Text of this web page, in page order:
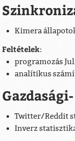
Kimera
Feltételek:
programozás
analítikus
Twitter/Reddit
Inverz